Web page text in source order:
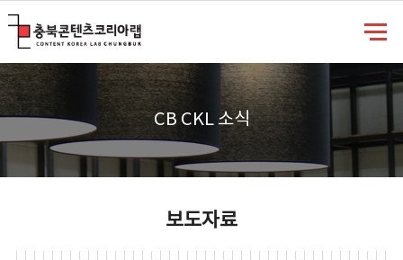
CB CKL 소식
보도자료